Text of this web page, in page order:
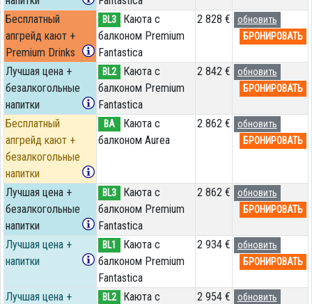
Бесплатный
апгрейд кают +
Premium Drinks
BL3
Каюта с
балконом Premium
Fantastica
2 828 €
обновить
БРОНИРОВАТЬ
Лучшая цена +
безалкогольные
напитки
BL2
Каюта с
балконом Premium
Fantastica
2 842 €
обновить
БРОНИРОВАТЬ
Бесплатный
апгрейд кают +
безалкогольные
напитки
BA
Каюта с
балконом Aurea
2 862 €
обновить
БРОНИРОВАТЬ
Лучшая цена +
безалкогольные
напитки
BL3
Каюта с
балконом Premium
Fantastica
2 862 €
обновить
БРОНИРОВАТЬ
Лучшая цена +
напитки
BL1
Каюта с
балконом Premium
Fantastica
2 934 €
обновить
БРОНИРОВАТЬ
Лучшая цена +
BL2
Каюта с
2 954 €
обновить